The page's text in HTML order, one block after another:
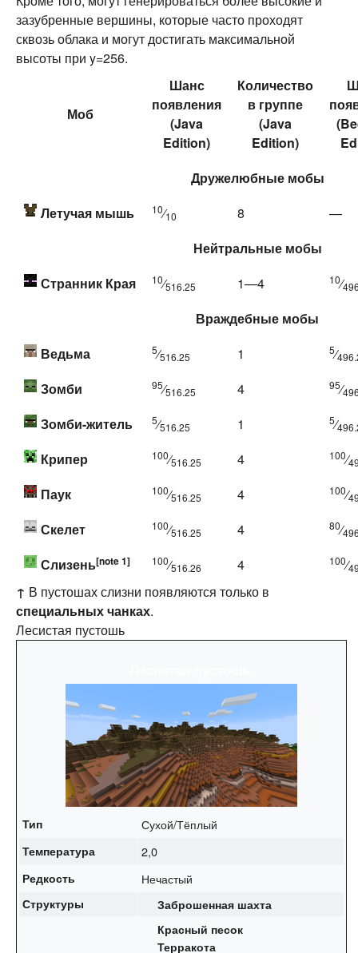
зазубренные вершины, которые часто проходят
сквозь облака и могут достигать максимальной
высоты при y=256.
Моб
Шанс
появления
(Java
Edition)
Количество
в группе
(Java
Edition)
(
Дружелюбные мобы
Летучая мышь
10⁄10 8
—
Нейтральные мобы
Странник Края
10⁄516.25 1—4 10⁄
Враждебные мобы
Ведьма
5⁄516.25 1 5⁄
Зомби 95⁄516.25 4 95⁄
Зомби-житель 5⁄516.25 1 5⁄
Крипер 100⁄516.25 4 100⁄
Паук 100⁄516.25 4 100⁄
Скелет 100⁄516.25 4 80⁄
Слизень[note 1] 100⁄516.26 4 100⁄
↑ В пустошах слизни появляются только в
специальных чанках.
Лесистая пустошь
Тип Сухой/Тёплый
Температура 2,0
Редкость Нечастый
Структуры Заброшенная шахта
Красный песок
Терракота